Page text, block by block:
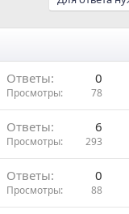
Ответы 0
Просмотры 78
Ответы 6
Просмотры 293
Ответы 0
Просмотры 88